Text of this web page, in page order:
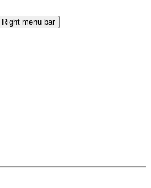
Right menu bar